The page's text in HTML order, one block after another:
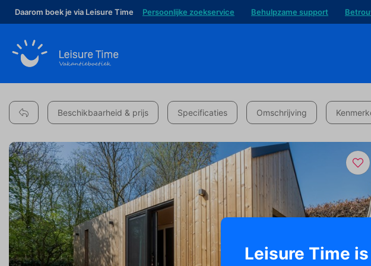
Daarom boek je via Leisure Time Persoonlijke zoekservice Behulpzame support
Beschikbaarheid & prijs Specificaties Omschrijving
Leisure Time